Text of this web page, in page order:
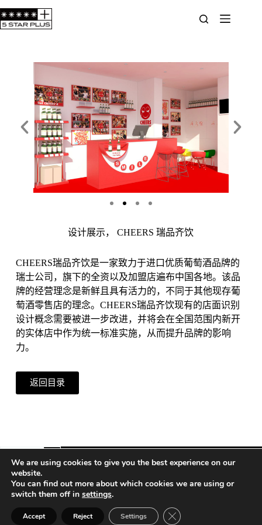
设计展示， CHEERS 瑞品齐饮
CHEERS瑞品齐饮是一家致力于进口优质葡萄酒品牌的
瑞士公司，旗下的全资以及加盟店遍布中国各地。该品
牌的经营理念是新鲜且具有活力的，不同于其他现存葡
萄酒零售店的理念。CHEERS瑞品齐饮现有的店面识别
设计概念需要被进一步改进，并将会在全国范围内新开
的实体店中作为统一标准实施，从而提升品牌的影响
力。
返回目录
Vienna | Beijing | Shanghai | Hong Kong | Riyadh
We are using cookies to give you the best experience on our
website.
You can find out more about which cookies we are using or
switch them off in settings.
Accept Reject Settings Close GDPR Cookie